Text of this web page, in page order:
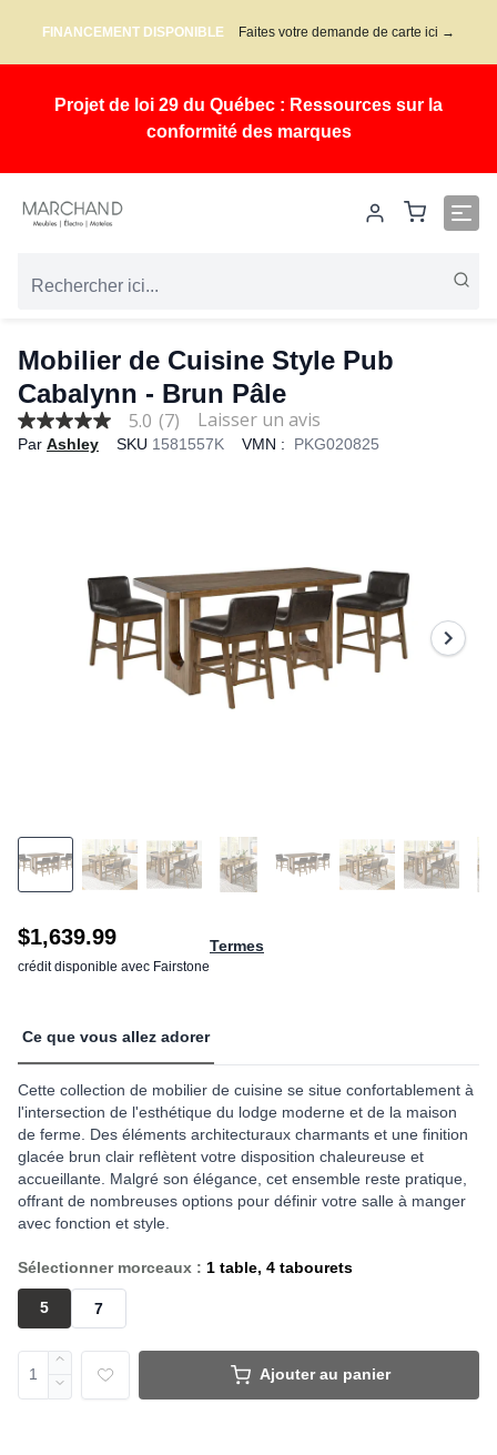
FINANCEMENT DISPONIBLE Faites votre demande de carte ici →
Projet de loi 29 du Québec : Ressources sur la
conformité des marques
Mobilier de Cuisine Style Pub
Cabalynn - Brun Pâle
5.0
out
Reviews.
5.0 (7)
Par Ashley SKU 1581557K VMN : PKG020825
$1,639.99
crédit disponible avec Fairstone
Termes
Ce que vous allez adorer
Cette collection de mobilier de cuisine se situe confortablement à
l'intersection de l'esthétique du lodge moderne et de la maison
de ferme. Des éléments architecturaux charmants et une finition
glacée brun clair reflètent votre disposition chaleureuse et
accueillante. Malgré son élégance, cet ensemble reste pratique,
offrant de nombreuses options pour définir votre salle à manger
avec fonction et style.
Sélectionner morceaux : 1 table, 4 tabourets
5 7
Ajouter au panier